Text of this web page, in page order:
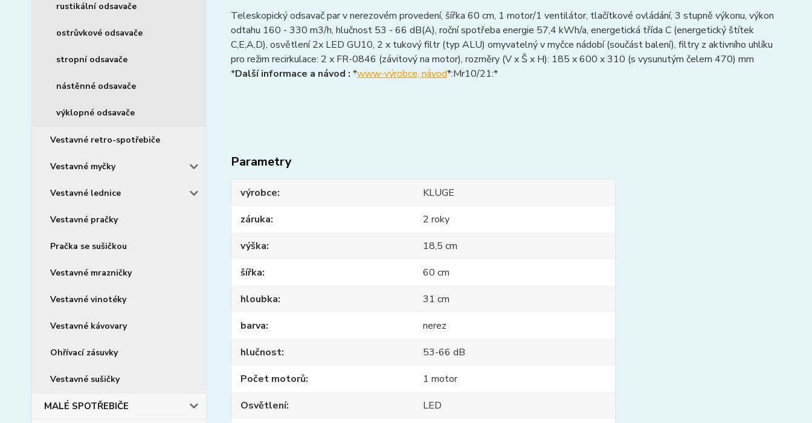
rustikální odsavače
ostrůvkové odsavače
stropní odsavače
nástěnné odsavače
výklopné odsavače
Vestavné retro-spotřebiče
Vestavné myčky
Vestavné lednice
Vestavné pračky
Pračka se sušičkou
Vestavné mrazničky
Vestavné vinotéky
Vestavné kávovary
Ohřívací zásuvky
Vestavné sušičky
MALÉ SPOTŘEBIČE
Teleskopický odsavač par v nerezovém provedení, šířka 60 cm, 1 motor/1 ventilátor, tlačítkové ovládání, 3 stupně výkonu, výkon
odtahu 160 - 330 m3/h, hlučnost 53 - 66 dB(A), roční spotřeba energie 57,4 kWh/a, energetická třída C (energetický štítek
C,E,A,D), osvětlení 2x LED GU10, 2 x tukový filtr (typ ALU) omyvatelný v myčce nádobí (součást balení), filtry z aktivního uhlíku
pro režim recirkulace: 2 x FR-0846 (závitový na motor), rozměry (V x Š x H): 185 x 600 x 310 (s vysunutým čelem 470) mm
*Další informace a návod : *www-výrobce, návod*:Mr10/21:*
Parametry
výrobce
KLUGE
záruka
2 roky
výška
18,5 cm
šířka
60 cm
hloubka
31 cm
barva
nerez
hlučnost
53-66 dB
Počet motorů
1 motor
Osvětlení
LED